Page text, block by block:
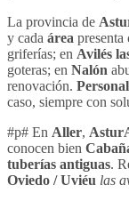
La provincia de
y cada área presenta
griferías; en Avilés
goteras; en Nalón
renovación.
caso, siempre con
#p# En Aller,
conocen bien
tuberías antiguas.
Oviedo / Uviéu las